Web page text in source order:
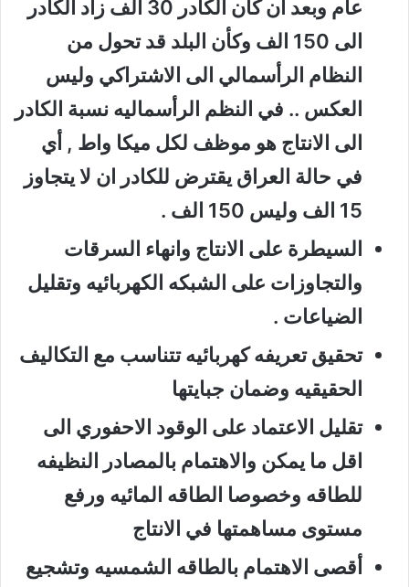
عام وبعد ان كان الكادر 30 الف زاد الكادر
الى 150 الف وكأن البلد قد تحول من
النظام الرأسمالي الى الاشتراكي وليس
العكس .. في النظم الرأسماليه نسبة الكادر
الى الانتاج هو موظف لكل ميكا واط , أي
في حالة العراق يقترض للكادر ان لا يتجاوز
15 الف وليس 150 الف .
السيطرة على الانتاج وانهاء السرقات
والتجاوزات على الشبكه الكهربائيه وتقليل
الضياعات .
تحقيق تعريفه كهربائيه تتناسب مع التكاليف
الحقيقيه وضمان جبايتها
تقليل الاعتماد على الوقود الاحفوري الى
اقل ما يمكن والاهتمام بالمصادر النظيفه
للطاقه وخصوصا الطاقه المائيه ورفع
مستوى مساهمتها في الانتاج
أقصى الاهتمام بالطاقه الشمسيه وتشجيع